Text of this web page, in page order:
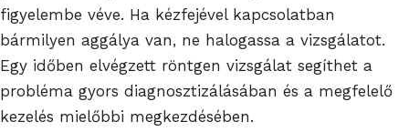
figyelembe véve. Ha kézfejével kapcsolatban
bármilyen aggálya van, ne halogassa a vizsgálatot.
Egy időben elvégzett röntgen vizsgálat segíthet a
probléma gyors diagnosztizálásában és a megfelelő
kezelés mielőbbi megkezdésében.